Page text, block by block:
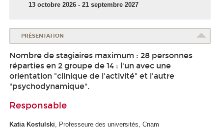
13 octobre 2026 - 21 septembre 2027
PRÉSENTATION
Nombre de stagiaires maximum : 28 personnes
réparties en 2 groupe de 14 : l'un avec une
orientation "clinique de l'activité" et l'autre
"psychodynamique".
Responsable
Katia Kostulski, Professeure des universités, Cnam